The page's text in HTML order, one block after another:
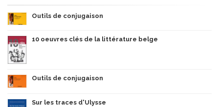
Outils de conjugaison
10 oeuvres clés de la littérature belge
Outils de conjugaison
Sur les traces d'Ulysse